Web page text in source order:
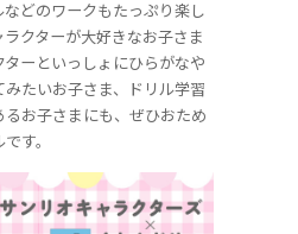
どのワークもたっぷり楽し
クターが大好きなお子さま
ーといっしょにひらがなや
たいお子さま、ドリル学習
お子さまにも、ぜひおため
す。